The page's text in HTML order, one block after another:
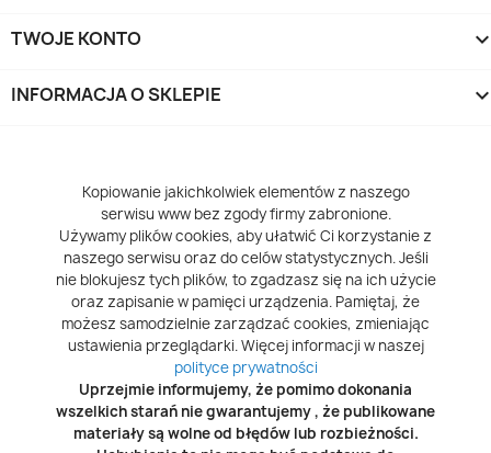
TWOJE KONTO
INFORMACJA O SKLEPIE
Kopiowanie jakichkolwiek elementów z naszego
serwisu www bez zgody firmy zabronione.
Używamy plików cookies, aby ułatwić Ci korzystanie z
naszego serwisu oraz do celów statystycznych. Jeśli
nie blokujesz tych plików, to zgadzasz się na ich użycie
oraz zapisanie w pamięci urządzenia. Pamiętaj, że
możesz samodzielnie zarządzać cookies, zmieniając
ustawienia przeglądarki. Więcej informacji w naszej
polityce prywatności
Uprzejmie informujemy, że pomimo dokonania
wszelkich starań nie gwarantujemy , że publikowane
materiały są wolne od błędów lub rozbieżności.